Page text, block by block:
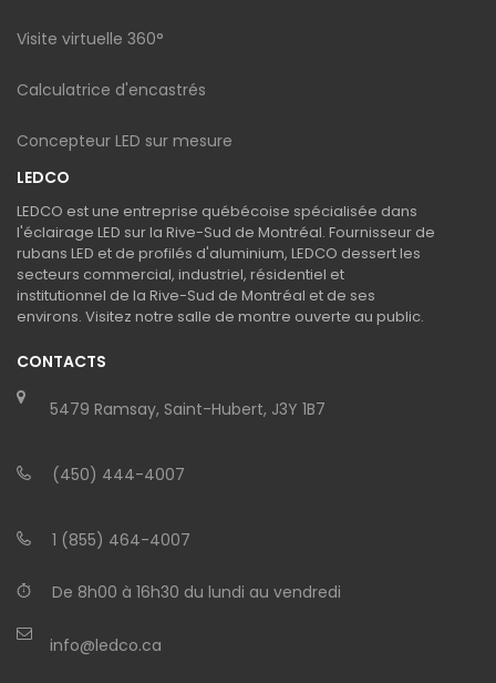
Visite virtuelle 360°
Calculatrice d'encastrés
Concepteur LED sur mesure
LEDCO
LEDCO est une entreprise québécoise spécialisée dans
l'éclairage LED sur la Rive-Sud de Montréal. Fournisseur de
rubans LED et de profilés d'aluminium, LEDCO dessert les
secteurs commercial, industriel, résidentiel et
institutionnel de la Rive-Sud de Montréal et de ses
environs. Visitez notre salle de montre ouverte au public.
CONTACTS
5479 Ramsay, Saint-Hubert, J3Y 1B7
(450) 444-4007
1 (855) 464-4007
De 8h00 à 16h30 du lundi au vendredi
info@ledco.ca